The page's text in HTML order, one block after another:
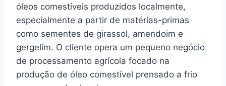
óleos comestíveis produzidos localmente,
especialmente a partir de matérias-primas
como sementes de girassol, amendoim e
gergelim. O cliente opera um pequeno negócio
de processamento agrícola focado na
produção de óleo comestível prensado a frio